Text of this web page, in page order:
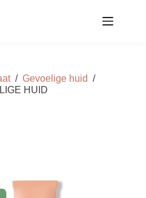
/ Gevoelige huid /
HUID